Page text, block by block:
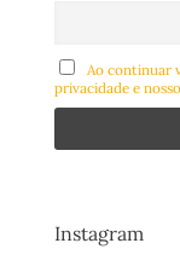
Ao continuar
privacidade e
Instagram